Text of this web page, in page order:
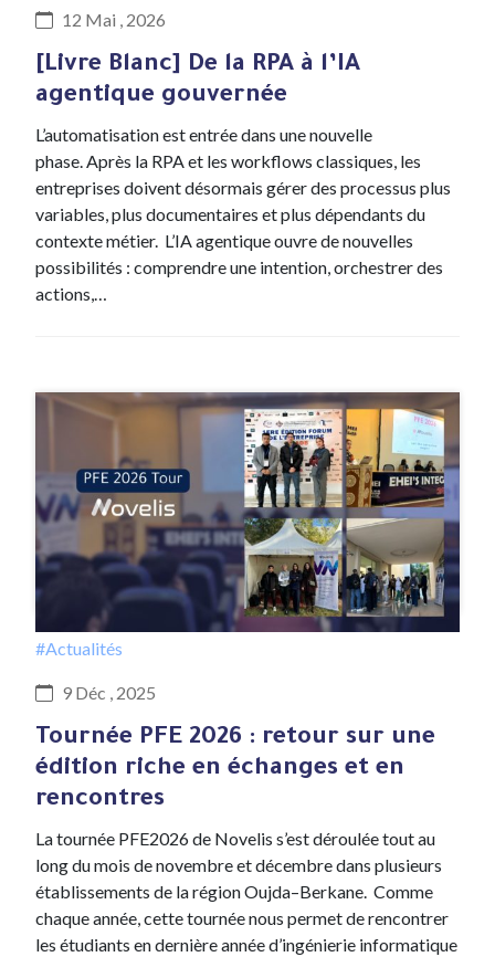
12 Mai , 2026
[Livre Blanc] De la RPA à l’IA
agentique gouvernée
L’automatisation est entrée dans une nouvelle
phase. Après la RPA et les workflows classiques, les
entreprises doivent désormais gérer des processus plus
variables, plus documentaires et plus dépendants du
contexte métier. L’IA agentique ouvre de nouvelles
possibilités : comprendre une intention, orchestrer des
actions,…
#Actualités
9 Déc , 2025
Tournée PFE 2026 : retour sur une
édition riche en échanges et en
rencontres
La tournée PFE2026 de Novelis s’est déroulée tout au
long du mois de novembre et décembre dans plusieurs
établissements de la région Oujda–Berkane. Comme
chaque année, cette tournée nous permet de rencontrer
les étudiants en dernière année d’ingénierie informatique